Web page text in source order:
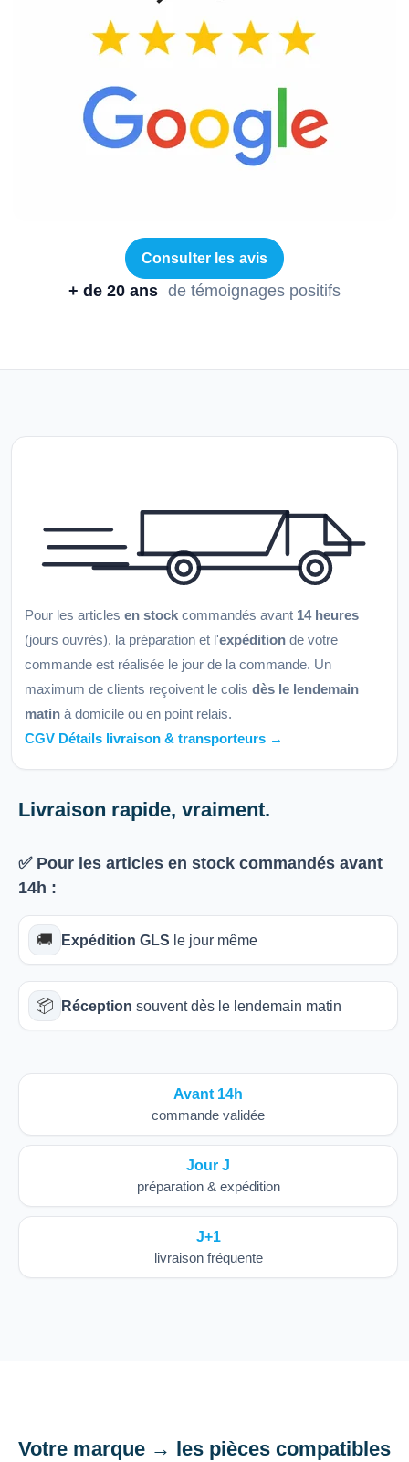
Consulter les avis
+ de 20 ans de témoignages positifs
Pour les articles en stock commandés avant 14 heures
(jours ouvrés), la préparation et l'expédition de votre
commande est réalisée le jour de la commande. Un
maximum de clients reçoivent le colis dès le lendemain
matin à domicile ou en point relais.
CGV Détails livraison & transporteurs →
Livraison rapide, vraiment.
✅ Pour les articles en stock commandés avant
14h :
🚚 Expédition GLS le jour même
📦 Réception souvent dès le lendemain matin
Avant 14h
commande validée
Jour J
préparation & expédition
J+1
livraison fréquente
Votre marque → les pièces compatibles